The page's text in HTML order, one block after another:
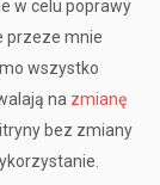
w celu poprawy
przeze mnie
wszystko
na zmianę
bez zmiany